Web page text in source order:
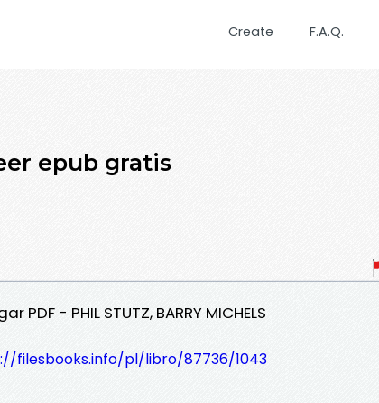
Create F.A.Q.
epub gratis
PDF - PHIL STUTZ, BARRY MICHELS
filesbooks.info/pl/libro/87736/1043